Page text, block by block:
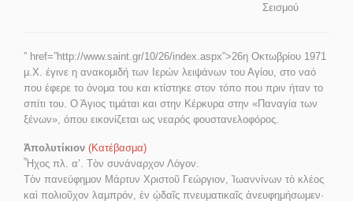
Σεισμού
” href=”http://www.saint.gr/10/26/index.aspx”>26η Οκτωβρίου 1971
μ.Χ. έγινε η ανακομιδή των Ιερών λειψάνων του Αγίου, στο ναό
που έφερε το όνομα του και κτίστηκε στον τόπο που πριν ήταν το
σπίτι του. Ο Άγιος τιμάται και στην Κέρκυρα στην «Παναγία των
ξένων», όπου εικονίζεται ως νεαρός φουστανελοφόρος.
Ἀπολυτίκιον (Κατέβασμα)
Ἦχος πλ. α’. Τὸν συνάναρχον Λόγον.
Τὸν πανεύφημον Μάρτυν Χριστοῦ Γεώργιον, Ἰωαννίνων τὸ κλέος
καὶ πολιοῦχον λαμπρόν, ἐν ᾠδαῖς πνευματικαῖς ἀνευφημήσωμεν·